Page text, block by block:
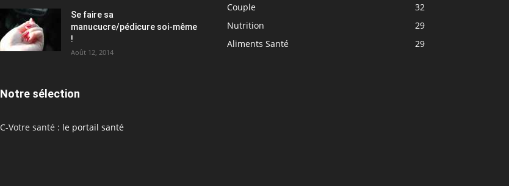
Se faire sa
manucucre/pédicure soi-même
!
Août 12, 2014
Notre sélection
C-Votre santé : le portail santé
Couple
32
Nutrition
29
Aliments Santé
29